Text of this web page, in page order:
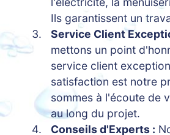
Ils garantissent un
Service Client
mettons un point
service client
satisfaction est notre
sommes à l'écoute de
au long du projet.
Conseils d'Experts :